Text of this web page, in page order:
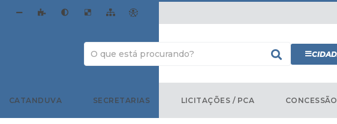
CATANDUVA SECRETARIAS LICITAÇÕES / PCA